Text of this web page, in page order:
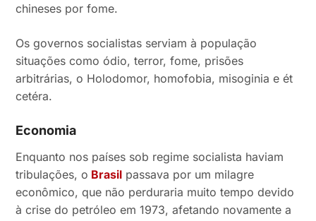
chineses por fome.
Os governos socialistas serviam à população
situações como ódio, terror, fome, prisões
arbitrárias, o Holodomor, homofobia, misoginia e ét
cetéra.
Economia
Enquanto nos países sob regime socialista haviam
tribulações, o Brasil passava por um milagre
econômico, que não perduraria muito tempo devido
à crise do petróleo em 1973, afetando novamente a